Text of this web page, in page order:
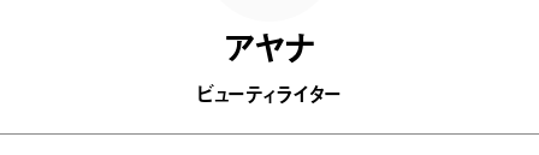
アヤナ
ビューティライター